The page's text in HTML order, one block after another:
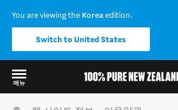
You are viewing the Koreaedition.
Switch to United States
메뉴
Back to my results